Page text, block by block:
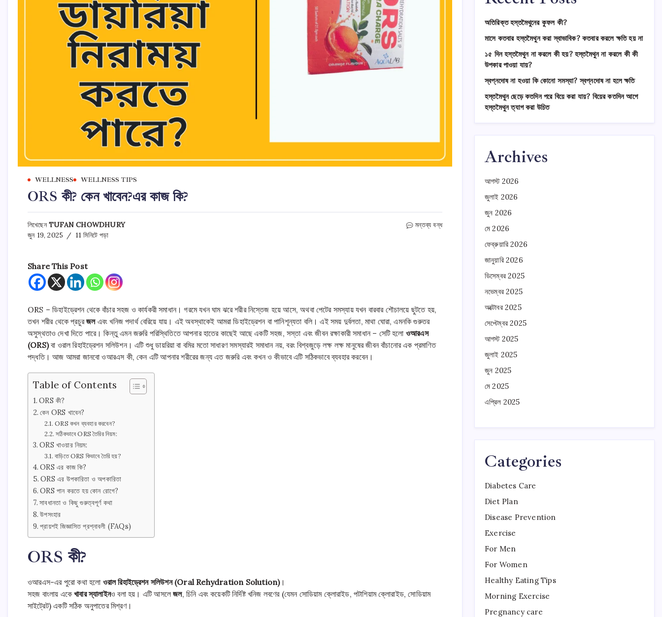
WELLNESS WELLNESS TIPS
ORS কী? কেন খাবেন?এর কাজ কি?
লিখেছেনTUFAN CHOWDHURY
জুন 19, 2025
11 মিনিটে পড়া
ORS
মন্তব্য বন্ধ
Share This Post
ORS – ডিহাইড্রেশন থেকে বাঁচার সহজ ও কার্যকরী সমাধান। গরমে যখন ঘাম ঝরে শরীর নিস্তেজ হয়ে আসে, অথবা পেটের সমস্যায় যখন বারবার শৌচালয়ে ছুটতে হয়,
তখন শরীর থেকে প্রচুরজলএবং খনিজ পদার্থ বেরিয়ে যায়। এই অবস্থাকেই আমরা ডিহাইড্রেশন বা পানিশূন্যতা বলি। এই সময় দুর্বলতা, মাথা ঘোরা, এমনকি গুরুতর
অসুস্থতাও দেখা দিতে পারে। কিন্তু এমন জরুরি পরিস্থিতিতে আপনার হাতের কাছেই আছে একটি সহজ, সস্তা এবং জীবন রক্ষাকারী সমাধান – সেটি হলো ওআরএস
(ORS)বা ওরাল রিহাইড্রেশন সলিউশন। এটি শুধু ডায়রিয়া বা বমির মতো সাধারণ সমস্যারই সমাধান নয়, বরং বিশ্বজুড়ে লক্ষ লক্ষ মানুষের জীবন বাঁচানোর এক প্রমাণিত
পদ্ধতি। আজ আমরা জানবো ওআরএস কী, কেন এটি আপনার শরীরের জন্য এত জরুরি এবং কখন ও কীভাবে এটি সঠিকভাবে ব্যবহার করবেন।
Table of Contents
ORS কী?
কেন ORS খাবেন?
ORS কখন ব্যবহার করবেন?
সঠিকভাবে ORS তৈরির নিয়ম:
ORS খাওয়ার নিয়ম:
বাড়িতে ORS কিভাবে তৈরি হয়?
ORS এর কাজ কি?
ORS এর উপকারিতা ও অপকারিতা
ORS পান করতে হয় কোন রোগে?
সাবধানতা ও কিছু গুরুত্বপূর্ণ কথা
উপসংহার
প্রায়শই জিজ্ঞাসিত প্রশ্নাবলী (FAQs)
ORS কী?
ওআরএস-এর পুরো কথা হলো ওরাল রিহাইড্রেশন সলিউশন (Oral Rehydration Solution)।
সহজ বাংলায় একেখাবার স্যালাইনও বলা হয়। এটি আসলেজল, চিনি এবং কয়েকটি নির্দিষ্ট খনিজ লবণের (যেমন সোডিয়াম ক্লোরাইড, পটাশিয়াম ক্লোরাইড, সোডিয়াম
সাইট্রেট) একটি সঠিক অনুপাতের মিশ্রণ।
অতিরিক্ত হস্তমৈথুনের কুফল কী?
মাসে কতবার হস্তমৈথুন করা স্বাভাবিক? কতবার করলে ক্ষতি হয় না
১৫ দিন হস্তমৈথুন না করলে কী হয়? হস্তমৈথুন না করলে কী কী
উপকার পাওয়া যায়?
স্বপ্নদোষ না হওয়া কি কোনো সমস্যা? স্বপ্নদোষ না হলে ক্ষতি
হস্তমৈথুন ছেড়ে কতদিন পরে বিয়ে করা যায়? বিয়ের কতদিন আগে
হস্তমৈথুন ত্যাগ করা উচিত
Archives
আগস্ট 2026
জুলাই 2026
জুন 2026
মে 2026
ফেব্রুয়ারি 2026
জানুয়ারি 2026
ডিসেম্বর 2025
নভেম্বর 2025
অক্টোবর 2025
সেপ্টেম্বর 2025
আগস্ট 2025
জুলাই 2025
জুন 2025
মে 2025
এপ্রিল 2025
Categories
Diabetes Care
Diet Plan
Disease Prevention
Exercise
For Men
For Women
Healthy Eating Tips
Morning Exercise
Pregnancy care